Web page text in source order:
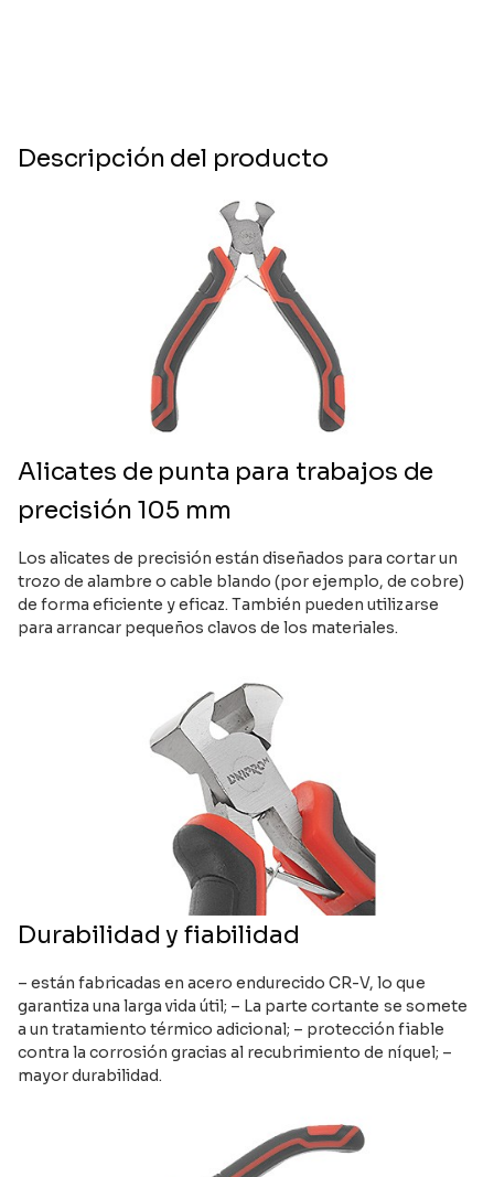
Descripción del producto
Alicates de punta para trabajos de
precisión 105 mm
Los alicates de precisión están diseñados para cortar un
trozo de alambre o cable blando (por ejemplo, de cobre)
de forma eficiente y eficaz. También pueden utilizarse
para arrancar pequeños clavos de los materiales.
Durabilidad y fiabilidad
– están fabricadas en acero endurecido CR-V, lo que
garantiza una larga vida útil; – La parte cortante se somete
a un tratamiento térmico adicional; – protección fiable
contra la corrosión gracias al recubrimiento de níquel; –
mayor durabilidad.